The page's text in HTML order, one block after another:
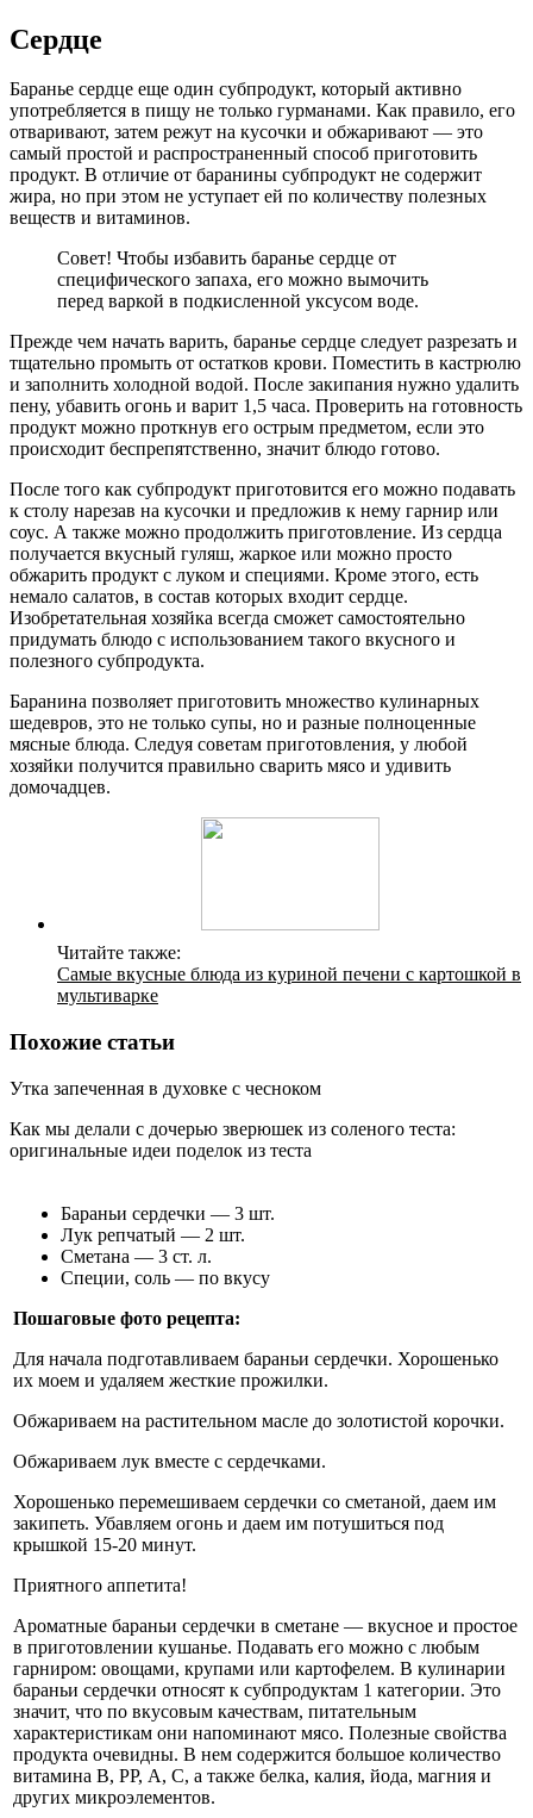
Сердце
Баранье сердце еще один субпродукт, который активно
употребляется в пищу не только гурманами. Как правило, его
отваривают, затем режут на кусочки и обжаривают — это
самый простой и распространенный способ приготовить
продукт. В отличие от баранины субпродукт не содержит
жира, но при этом не уступает ей по количеству полезных
веществ и витаминов.
Совет! Чтобы избавить баранье сердце от
специфического запаха, его можно вымочить
перед варкой в подкисленной уксусом воде.
Прежде чем начать варить, баранье сердце следует разрезать и
тщательно промыть от остатков крови. Поместить в кастрюлю
и заполнить холодной водой. После закипания нужно удалить
пену, убавить огонь и варит 1,5 часа. Проверить на готовность
продукт можно проткнув его острым предметом, если это
происходит беспрепятственно, значит блюдо готово.
После того как субпродукт приготовится его можно подавать
к столу нарезав на кусочки и предложив к нему гарнир или
соус. А также можно продолжить приготовление. Из сердца
получается вкусный гуляш, жаркое или можно просто
обжарить продукт с луком и специями. Кроме этого, есть
немало салатов, в состав которых входит сердце.
Изобретательная хозяйка всегда сможет самостоятельно
придумать блюдо с использованием такого вкусного и
полезного субпродукта.
Баранина позволяет приготовить множество кулинарных
шедевров, это не только супы, но и разные полноценные
мясные блюда. Следуя советам приготовления, у любой
хозяйки получится правильно сварить мясо и удивить
домочадцев.
Читайте также:
Самые вкусные блюда из куриной печени с картошкой в
мультиварке
Похожие статьи
Утка запеченная в духовке с чесноком
Как мы делали с дочерью зверюшек из соленого теста:
оригинальные идеи поделок из теста
Бараньи сердечки — 3 шт.
Лук репчатый — 2 шт.
Сметана — 3 ст. л.
Специи, соль — по вкусу
Пошаговые фото рецепта:
Для начала подготавливаем бараньи сердечки. Хорошенько
их моем и удаляем жесткие прожилки.
Обжариваем на растительном масле до золотистой корочки.
Обжариваем лук вместе с сердечками.
Хорошенько перемешиваем сердечки со сметаной, даем им
закипеть. Убавляем огонь и даем им потушиться под
крышкой 15-20 минут.
Приятного аппетита!
Ароматные бараньи сердечки в сметане — вкусное и простое
в приготовлении кушанье. Подавать его можно с любым
гарниром: овощами, крупами или картофелем. В кулинарии
бараньи сердечки относят к субпродуктам 1 категории. Это
значит, что по вкусовым качествам, питательным
характеристикам они напоминают мясо. Полезные свойства
продукта очевидны. В нем содержится большое количество
витамина В, РР, А, С, а также белка, калия, йода, магния и
других микроэлементов.